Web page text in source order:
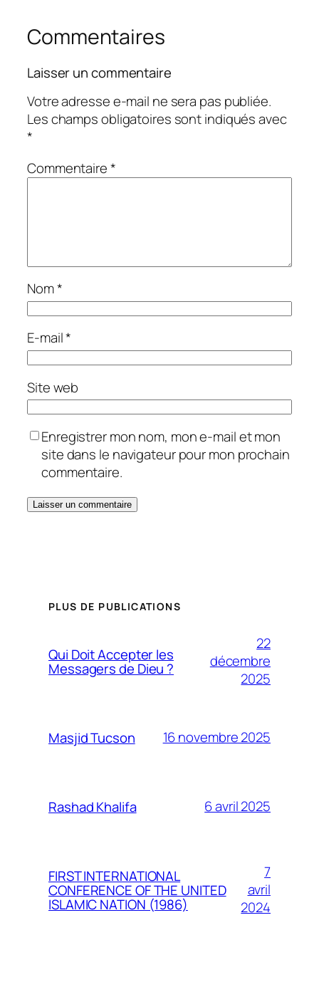
Commentaires
Laisser un commentaire
Votre adresse e-mail ne sera pas publiée.
Les champs obligatoires sont indiqués avec
*
Commentaire*
Nom*
E-mail*
Site web
Enregistrer mon nom, mon e-mail et mon
site dans le navigateur pour mon prochain
commentaire.
PLUS DE PUBLICATIONS
Qui Doit Accepter les
Messagers de Dieu ?
22
décembre
2025
Masjid Tucson 16 novembre 2025
Rashad Khalifa 6 avril 2025
FIRST INTERNATIONAL
CONFERENCE OF THE UNITED
ISLAMIC NATION (1986)
7
avril
2024